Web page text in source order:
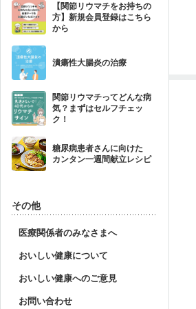
【関節リウマチをお持ちの
方】新規会員登録はこちら
から
潰瘍性大腸炎の治療
関節リウマチってどんな病
気？まずはセルフチェッ
ク！
糖尿病患者さんに向けた
カンタン一週間献立レシピ
その他
医療関係者のみなさまへ
おいしい健康について
おいしい健康へのご意見
お問い合わせ